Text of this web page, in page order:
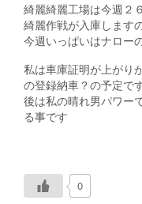
綺麗綺麗工場は今週２
綺麗作戦が入庫します
今週いっぱいはナロー
私は車庫証明が上がり
の登録納車？の予定で
後は私の晴れ男パワー
る事です
0